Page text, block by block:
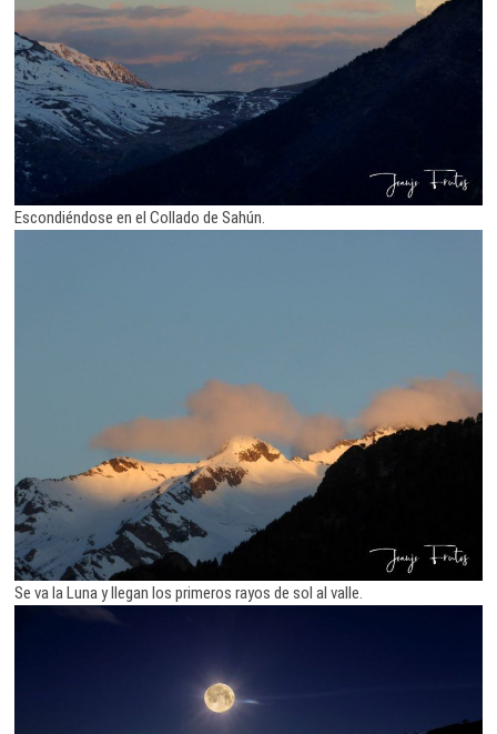
Escondiéndose en el Collado de Sahún.
Se va la Luna y llegan los primeros rayos de sol al valle.